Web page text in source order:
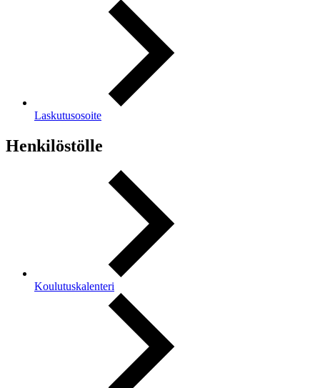
Laskutusosoite
Henkilöstölle
Koulutuskalenteri